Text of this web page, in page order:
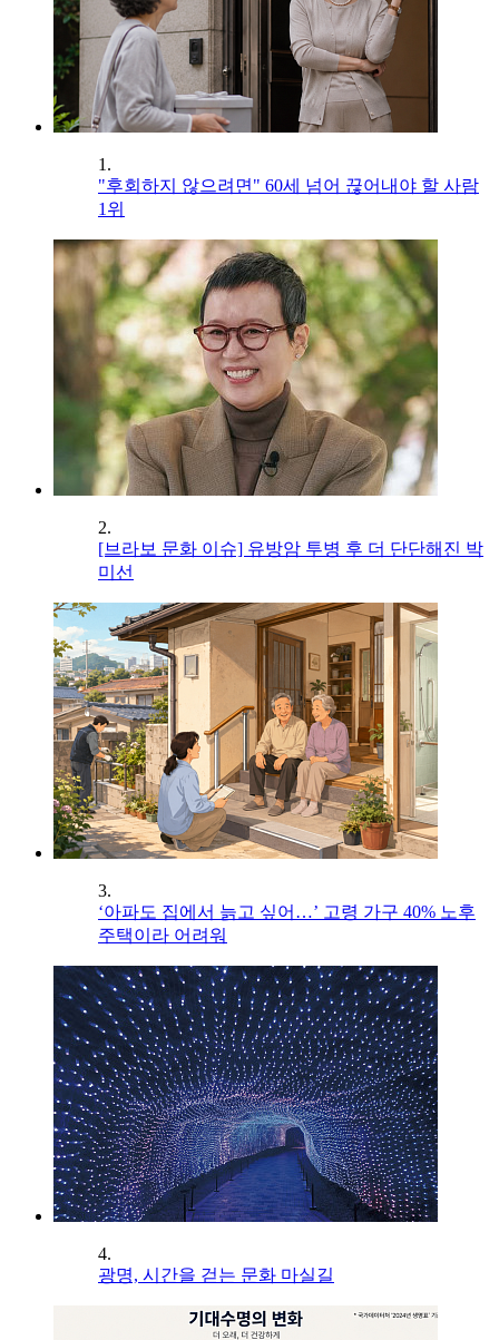
1.
"후회하지 않으려면" 60세 넘어 끊어내야 할 사람
1위
2.
[브라보 문화 이슈] 유방암 투병 후 더 단단해진 박
미선
3.
‘아파도 집에서 늙고 싶어…’ 고령 가구 40% 노후
주택이라 어려워
4.
광명, 시간을 걷는 문화 마실길